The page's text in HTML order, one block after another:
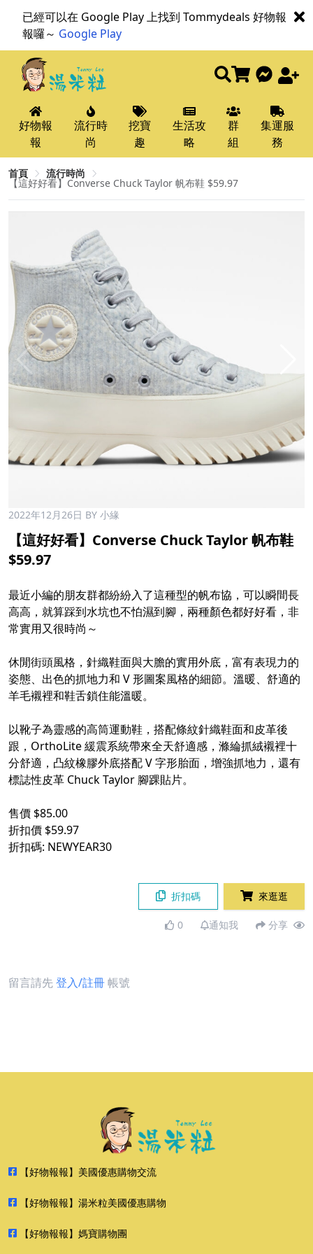
已經可以在 Google Play 上找到 Tommydeals 好物報
報囉～ Google Play
好物報
報
流行時
尚
挖寶
趣
生活攻
略
群
組
集運服
務
首頁 流行時尚
【這好好看】Converse Chuck Taylor 帆布鞋 $59.97
2022年12月26日 BY 小緣
【這好好看】Converse Chuck Taylor 帆布鞋
$59.97
最近小編的朋友群都紛紛入了這種型的帆布協，可以瞬間長
高高，就算踩到水坑也不怕濕到腳，兩種顏色都好好看，非
常實用又很時尚～
休閒街頭風格，針織鞋面與大膽的實用外底，富有表現力的
姿態、出色的抓地力和 V 形圖案風格的細節。溫暖、舒適的
羊毛襯裡和鞋舌鎖住能溫暖。
以靴子為靈感的高筒運動鞋，搭配條紋針織鞋面和皮革後
跟，OrthoLite 緩震系統帶來全天舒適感，滌綸抓絨襯裡十
分舒適，凸紋橡膠外底搭配 V 字形胎面，增強抓地力，還有
標誌性皮革 Chuck Taylor 腳踝貼片。
售價 $85.00
折扣價 $59.97
折扣碼: NEWYEAR30
折扣碼 來逛逛
0 通知我 分享
留言請先登入/註冊帳號
【好物報報】美國優惠購物交流
【好物報報】湯米粒美國優惠購物
【好物報報】媽寶購物團